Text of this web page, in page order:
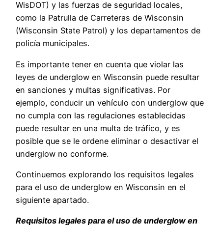
WisDOT) y las fuerzas de seguridad locales,
como la Patrulla de Carreteras de Wisconsin
(Wisconsin State Patrol) y los departamentos de
policía municipales.
Es importante tener en cuenta que violar las
leyes de underglow en Wisconsin puede resultar
en sanciones y multas significativas. Por
ejemplo, conducir un vehículo con underglow que
no cumpla con las regulaciones establecidas
puede resultar en una multa de tráfico, y es
posible que se le ordene eliminar o desactivar el
underglow no conforme.
Continuemos explorando los requisitos legales
para el uso de underglow en Wisconsin en el
siguiente apartado.
Requisitos legales para el uso de underglow en